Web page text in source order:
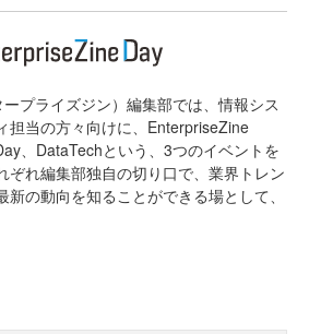
プライズジン）編集部では、情報シス
担当の方々向けに、EnterpriseZine
、DataTechという、3つのイベントを
ぞれ編集部独自の切り口で、業界トレン
新の動向を知ることができる場として、